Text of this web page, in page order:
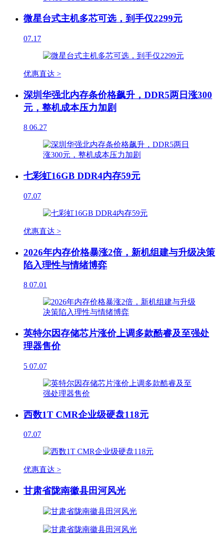
微星台式主机多芯可选，到手仅2299元
07.17
优惠直达 >
深圳华强北内存条价格飙升，DDR5两日涨300
元，整机成本压力加剧
8 06.27
七彩虹16GB DDR4内存59元
07.07
优惠直达 >
2026年内存价格暴涨2倍，新机组建与升级决策
陷入理性与情绪博弈
8 07.01
英特尔因存储芯片涨价上调多款酷睿及至强处
理器售价
5 07.07
西数1T CMR企业级硬盘118元
07.07
优惠直达 >
甘肃省陇南徽县田河风光